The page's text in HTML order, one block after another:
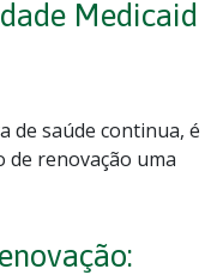
Medicaid
de saúde continua, é
renovação uma